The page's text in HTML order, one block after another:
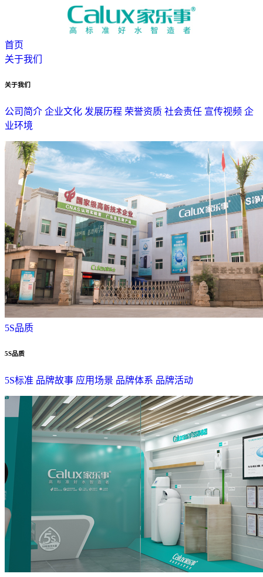
首页
关于我们
关于我们
公司简介 企业文化 发展历程 荣誉资质 社会责任 宣传视频 企
业环境
5S品质
5S品质
5S标准 品牌故事 应用场景 品牌体系 品牌活动